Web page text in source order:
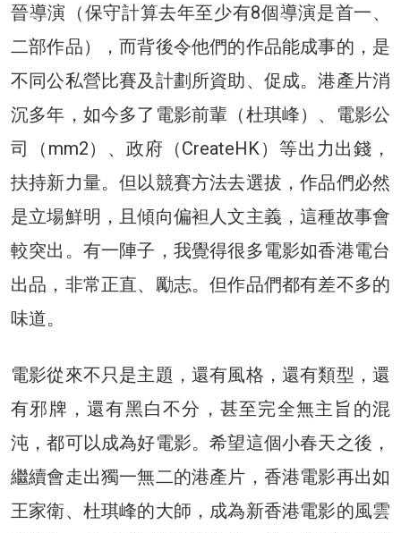
晉導演（保守計算去年至少有8個導演是首一、
二部作品），而背後令他們的作品能成事的，是
不同公私營比賽及計劃所資助、促成。港產片消
沉多年，如今多了電影前輩（杜琪峰）、電影公
司（mm2）、政府（CreateHK）等出力出錢，
扶持新力量。但以競賽方法去選拔，作品們必然
是立場鮮明，且傾向偏袒人文主義，這種故事會
較突出。有一陣子，我覺得很多電影如香港電台
出品，非常正直、勵志。但作品們都有差不多的
味道。
電影從來不只是主題，還有風格，還有類型，還
有邪牌，還有黑白不分，甚至完全無主旨的混
沌，都可以成為好電影。希望這個小春天之後，
繼續會走出獨一無二的港產片，香港電影再出如
王家衛、杜琪峰的大師，成為新香港電影的風雲